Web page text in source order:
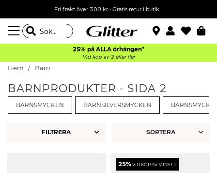
Fri frakt över 300 kr• Gratis retur i butik
25% på ALLA örhängen*
Vid köp av 2 eller fler
Hem Barn
BARNPRODUKTER - SIDA 2
BARNSMYCKEN BARNSILVERSMYCKEN
FILTRERA
25%VID KÖP AV MINST 2